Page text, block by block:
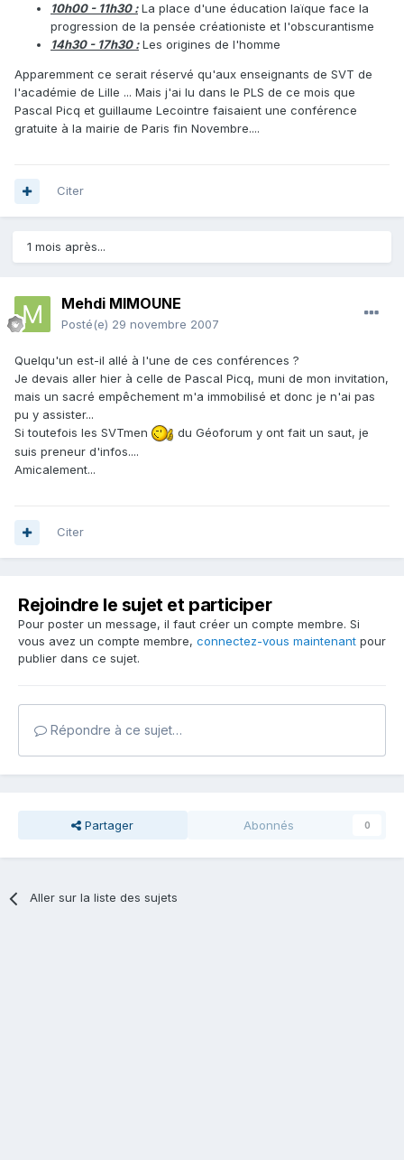
10h00 - 11h30 :La place d'une éducation laïque face la
progression de la pensée créationiste et l'obscurantisme
14h30 - 17h30 :Les origines de l'homme
Apparemment ce serait réservé qu'aux enseignants de SVT de
l'académie de Lille ... Mais j'ai lu dans le PLS de ce mois que
Pascal Picq et guillaume Lecointre faisaient une conférence
gratuite à la mairie de Paris fin Novembre....
Citer
1 mois après...
Mehdi MIMOUNE
Posté(e) 29 novembre 2007
Quelqu'un est-il allé à l'une de ces conférences ?
Je devais aller hier à celle de Pascal Picq, muni de mon invitation,
mais un sacré empêchement m'a immobilisé et donc je n'ai pas
pu y assister...
Si toutefois les SVTmen
du Géoforum y ont fait un saut, je
suis preneur d'infos....
Amicalement...
Citer
Rejoindre le sujet et participer
Pour poster un message, il faut créer un compte membre. Si
vous avez un compte membre, connectez-vous maintenant pour
publier dans ce sujet.
Répondre à ce sujet…
Partager Abonnés 0
Aller sur la liste des sujets